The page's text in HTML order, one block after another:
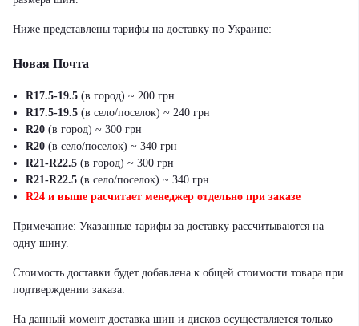
Ниже представлены тарифы на доставку по Украине:
Новая Почта
R17.5-19.5 (в город) ~ 200 грн
R17.5-19.5 (в село/поселок) ~ 240 грн
R20 (в город) ~ 300 грн
R20 (в село/поселок) ~ 340 грн
R21-R22.5 (в город) ~ 300 грн
R21-R22.5 (в село/поселок) ~ 340 грн
R24 и выше расчитает менеджер отдельно при заказе
Примечание: Указанные тарифы за доставку рассчитываются на
одну шину.
Стоимость доставки будет добавлена к общей стоимости товара при
подтверждении заказа.
На данный момент доставка шин и дисков осуществляется только